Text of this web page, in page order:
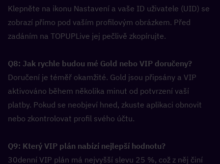
Klepněte na ikonu Nastavení a vaše ID uživatele (UID) se
zobrazí přímo pod vaším profilovým obrázkem. Před
zadáním na TOPUPLive jej pečlivě zkopírujte.
Q8: Jak rychle budou mé Gold nebo VIP doručeny?
Doručení je téměř okamžité. Gold jsou připsány a VIP
aktivováno během několika minut od potvrzení vaší
platby. Pokud se neobjeví hned, zkuste aplikaci obnovit
nebo zkontrolovat profil svého účtu.
Q9: Který VIP plán nabízí nejlepší hodnotu?
30denní VIP plán má nejvyšší slevu 25 %, což z něj činí